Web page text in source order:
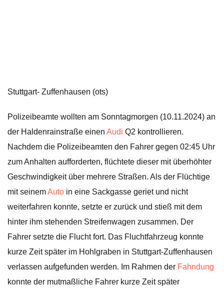
Stuttgart- Zuffenhausen (ots)
Polizeibeamte wollten am Sonntagmorgen (10.11.2024) an
der Haldenrainstraße einen Audi Q2 kontrollieren.
Nachdem die Polizeibeamten den Fahrer gegen 02:45 Uhr
zum Anhalten aufforderten, flüchtete dieser mit überhöhter
Geschwindigkeit über mehrere Straßen. Als der Flüchtige
mit seinemAuto in eine Sackgasse geriet und nicht
weiterfahren konnte, setzte er zurück und stieß mit dem
hinter ihm stehenden Streifenwagen zusammen. Der
Fahrer setzte die Flucht fort. Das Fluchtfahrzeug konnte
kurze Zeit später im Hohlgraben in Stuttgart-Zuffenhausen
verlassen aufgefunden werden. Im Rahmen der Fahndung
konnte der mutmaßliche Fahrer kurze Zeit später